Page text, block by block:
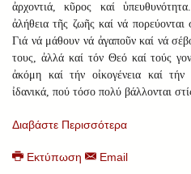
ἀρχοντιά, κῦρος καί
ἀλήθεια τῆς ζωῆς καί νά
Γιά νά μάθουν νά ἀγαποῦν καί νά
τους, ἀλλά καί τόν Θεό καί τούς
ἀκόμη καί τήν οἰκογένεια καί
ἰδανικά, πού τόσο πολύ βάλλονται
Διαβάστε Περισσότερα
Εκτύπωση Email